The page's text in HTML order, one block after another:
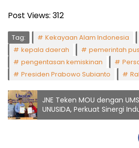
Post Views: 312
Tag: Kekayaan Alam Indonesia
kepala daerah
pemerintah
pengentasan kemiskinan
Presiden Prabowo Subianto
JNE Teken MOU dengan
UNUSIDA, Perkuat Sinergi
Pendidikan